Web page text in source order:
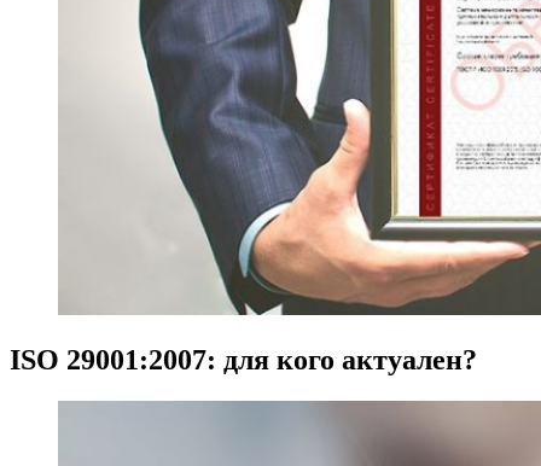
ISO 29001:2007: для кого актуален?